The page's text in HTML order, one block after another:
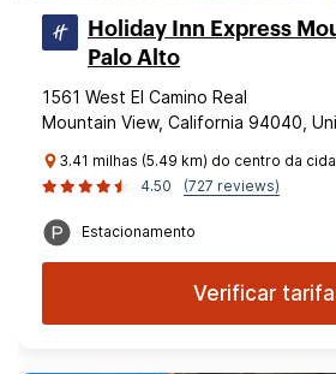
Holiday Inn Express
Palo Alto
1561 West El Camino Real
Mountain View, California 94040,
3.41 milhas (5.49 km) do centro da
4.50
(727 reviews)
Estacionamento
Verificar